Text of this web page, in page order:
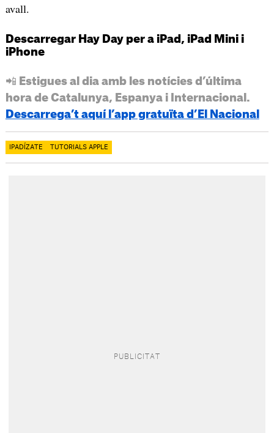
avall.
Descarregar Hay Day per a iPad, iPad Mini i
iPhone
📲 Estigues al dia amb les notícies d’última
hora de Catalunya, Espanya i Internacional.
Descarrega’t aquí l’app gratuïta d’El Nacional
IPADÍZATE TUTORIALS APPLE